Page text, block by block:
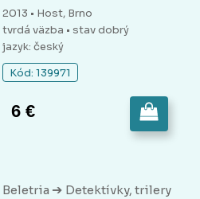
2013 • Host, Brno
tvrdá väzba • stav dobrý
jazyk: český
Kód: 139971
6 €
Beletria ➔ Detektívky, trilery